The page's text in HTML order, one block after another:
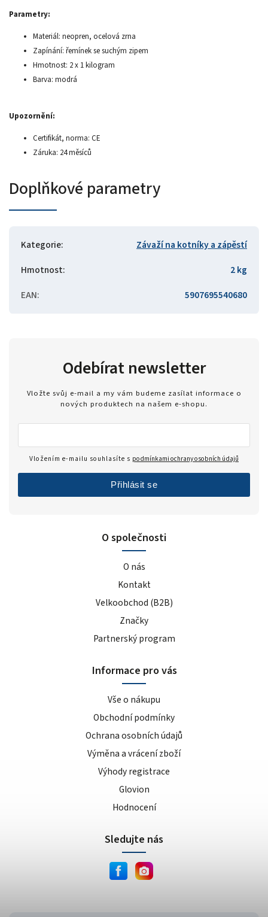
Parametry:
Materiál: neopren, ocelová zrna
Zapínání: řemínek se suchým zipem
Hmotnost: 2 x 1 kilogram
Barva: modrá
Upozornění:
Certifikát, norma: CE
Záruka: 24 měsíců
Doplňkové parametry
Kategorie:
Závaží na kotníky a zápěstí
Hmotnost:
2 kg
EAN: 5907695540680
O společnosti
O nás
Kontakt
Velkoobchod (B2B)
Značky
Partnerský program
Informace pro vás
Vše o nákupu
Obchodní podmínky
Ochrana osobních údajů
Výměna a vrácení zboží
Výhody registrace
Glovion
Hodnocení
Odebírat newsletter
Vložte svůj e-mail a my vám budeme zasílat informace o
nových produktech na našem e-shopu.
Vložením e-mailu souhlasíte s podmínkami ochrany osobních údajů
Přihlásit se
Sledujte nás